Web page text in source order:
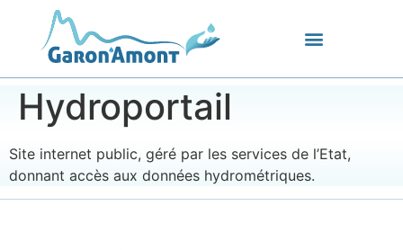
Hydroportail
Site internet public, géré par les services de l’Etat,
donnant accès aux données hydrométriques.